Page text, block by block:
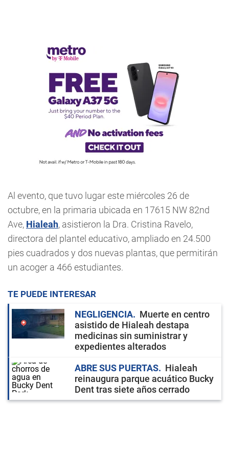
Al evento, que tuvo lugar este miércoles 26 de
octubre, en la primaria ubicada en 17615 NW 82nd
Ave, Hialeah, asistieron la Dra. Cristina Ravelo,
directora del plantel educativo, ampliado en 24.500
pies cuadrados y dos nuevas plantas, que permitirán
un acoger a 466 estudiantes.
TE PUEDE INTERESAR
NEGLIGENCIA
Muerte en centro
asistido de Hialeah destapa
medicinas sin suministrar y
expedientes alterados
ABRE SUS PUERTAS
Hialeah
reinaugura parque acuático Bucky
Dent tras siete años cerrado